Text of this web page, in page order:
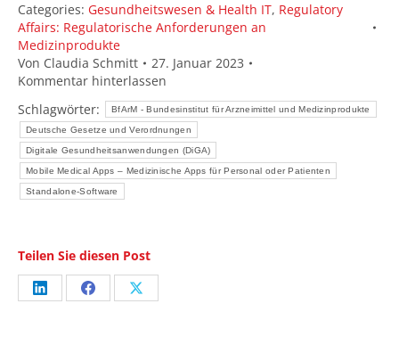
Categories: Gesundheitswesen & Health IT, Regulatory
Affairs: Regulatorische Anforderungen an
Medizinprodukte
Von Claudia Schmitt
27. Januar 2023
Kommentar hinterlassen
Schlagwörter:
BfArM - Bundesinstitut für Arzneimittel und Medizinprodukte
Deutsche Gesetze und Verordnungen
Digitale Gesundheitsanwendungen (DiGA)
Mobile Medical Apps – Medizinische Apps für Personal oder Patienten
Standalone-Software
Teilen Sie diesen Post
Share Share Share